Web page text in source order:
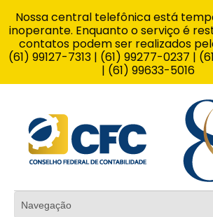
Nossa central telefônica está
inoperante. Enquanto o serviço é
contatos podem ser realizados
(61) 99127-7313 | (61) 99277-0237 |
| (61) 99633-5016